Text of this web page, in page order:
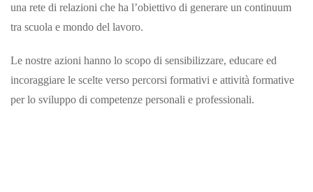
una rete di relazioni che ha l’obiettivo di generare un continuum
tra scuola e mondo del lavoro.
Le nostre azioni hanno lo scopo di sensibilizzare, educare ed
incoraggiare le scelte verso percorsi formativi e attività formative
per lo sviluppo di competenze personali e professionali.